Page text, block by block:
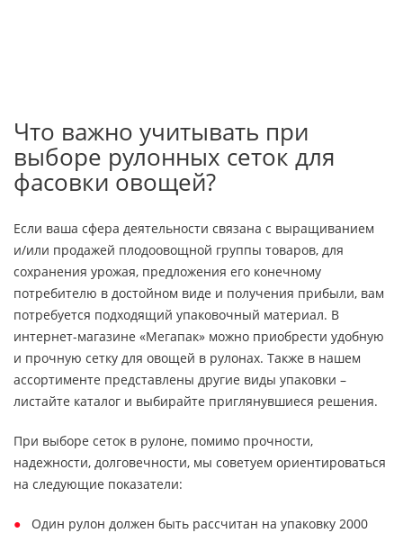
Что важно учитывать при
выборе рулонных сеток для
фасовки овощей?
Если ваша сфера деятельности связана с выращиванием
и/или продажей плодоовощной группы товаров, для
сохранения урожая, предложения его конечному
потребителю в достойном виде и получения прибыли, вам
потребуется подходящий упаковочный материал. В
интернет-магазине «Мегапак» можно приобрести удобную
и прочную сетку для овощей в рулонах. Также в нашем
ассортименте представлены другие виды упаковки –
листайте каталог и выбирайте приглянувшиеся решения.
При выборе сеток в рулоне, помимо прочности,
надежности, долговечности, мы советуем ориентироваться
на следующие показатели:
Один рулон должен быть рассчитан на упаковку 2000